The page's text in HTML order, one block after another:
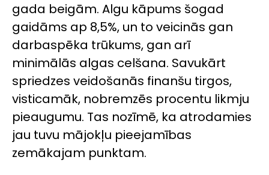
gada beigām. Algu kāpums šogad
gaidāms ap 8,5%, un to veicinās gan
darbaspēka trūkums, gan arī
minimālās algas celšana. Savukārt
spriedzes veidošanās finanšu tirgos,
visticamāk, nobremzēs procentu likmju
pieaugumu. Tas nozīmē, ka atrodamies
jau tuvu mājokļu pieejamības
zemākajam punktam.